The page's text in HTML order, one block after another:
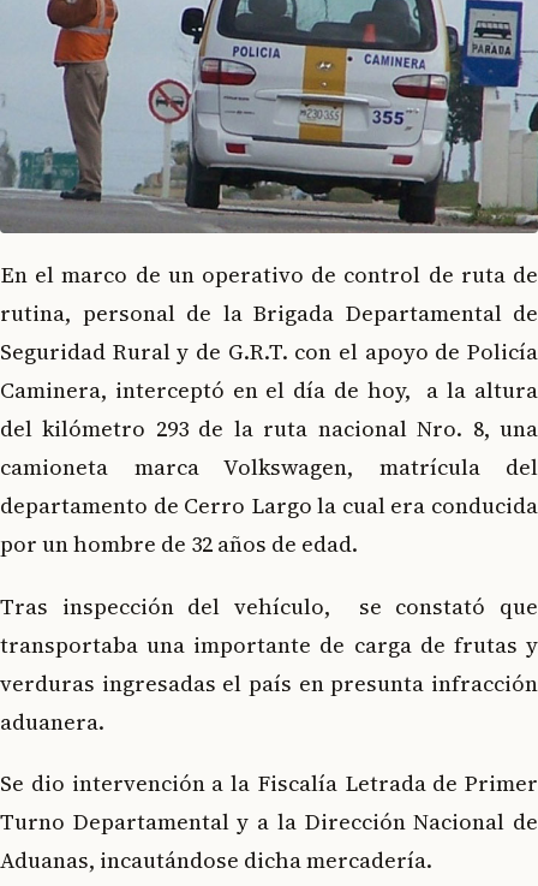
En el marco de un operativo de control de ruta de
rutina, personal de la Brigada Departamental de
Seguridad Rural y de G.R.T. con el apoyo de Policía
Caminera, interceptó en el día de hoy, a la altura
del kilómetro 293 de la ruta nacional Nro. 8, una
camioneta marca Volkswagen, matrícula del
departamento de Cerro Largo la cual era conducida
por un hombre de 32 años de edad.
Tras inspección del vehículo, se constató que
transportaba una importante de carga de frutas y
verduras ingresadas el país en presunta infracción
aduanera.
Se dio intervención a la Fiscalía Letrada de Primer
Turno Departamental y a la Dirección Nacional de
Aduanas, incautándose dicha mercadería.